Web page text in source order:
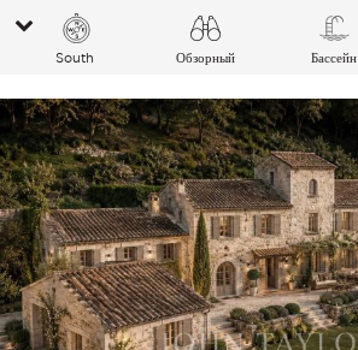
South
Обзорный
Бассейн